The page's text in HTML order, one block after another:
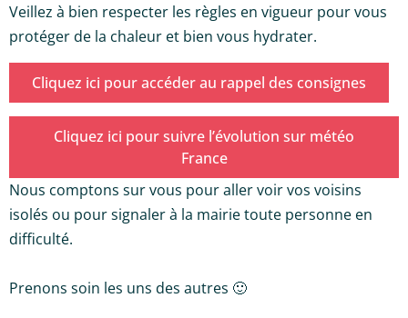
Veillez à bien respecter les règles en vigueur pour vous
protéger de la chaleur et bien vous hydrater.
Cliquez ici pour accéder au rappel des consignes
Cliquez ici pour suivre l’évolution sur météo
France
Nous comptons sur vous pour aller voir vos voisins
isolés ou pour signaler à la mairie toute personne en
difficulté.
Prenons soin les uns des autres 🙂